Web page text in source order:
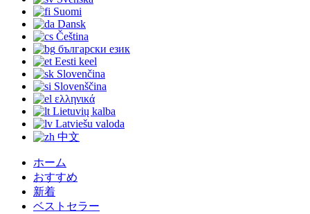
Suomi
Dansk
Čeština
български език
Eesti keel
Slovenčina
Slovenščina
ελληνικά
Lietuvių kalba
Latviešu valoda
中文
ホーム
おすすめ
新着
ベストセラー